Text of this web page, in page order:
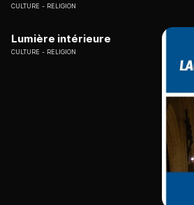
CULTURE RELIGION
Lumière intérieure
CULTURE RELIGION